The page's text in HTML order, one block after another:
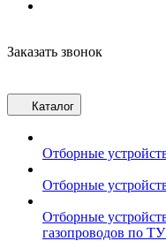
Заказать звонок
Каталог
Отборные
Отборные
Отборные
газопроводов по